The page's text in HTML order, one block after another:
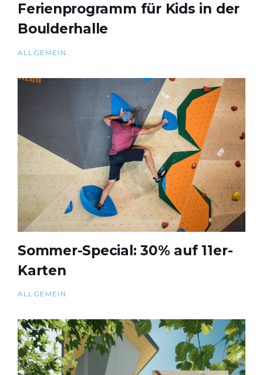
Ferienprogramm für Kids in der
Boulderhalle
ALLGEMEIN
Sommer-Special: 30% auf 11er-
Karten
ALLGEMEIN